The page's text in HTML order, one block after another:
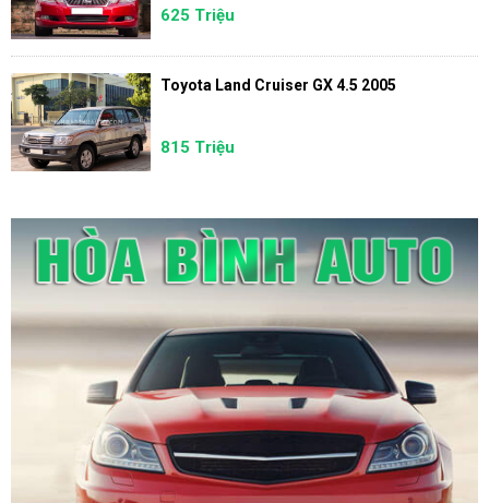
625 Triệu
Toyota Land Cruiser GX 4.5 2005
815 Triệu